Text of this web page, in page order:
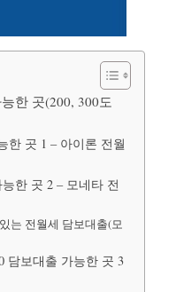
한 곳(200, 300도
한 곳 1 – 아이론 전월
한 곳 2 – 모네타 전
는 전월세 담보대출(모
담보대출 가능한 곳 3